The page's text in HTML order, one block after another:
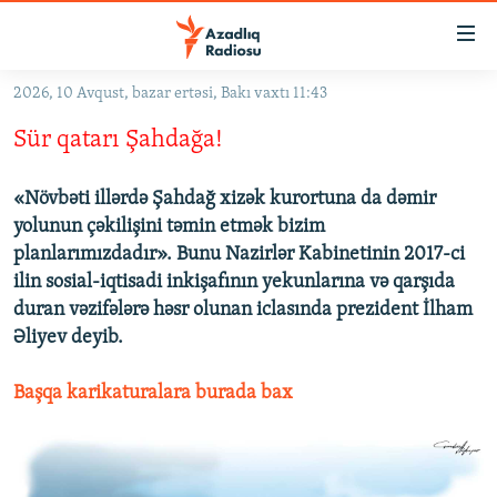
Əsas
qayıt
naviqasiyaya
qayıt
Axtarışa
keç
#İZAHLA
KORRUPSIOMETR
#ƏSLINDƏ
FƏRQƏ BAX
QANUNI DOĞRU
MULTIMEDIA
HAQQIMIZDA
2026, 10 Avqust, bazar ertəsi, Bakı vaxtı 11:43
Sür qatarı Şahdağa!
«Növbəti illərdə Şahdağ xizək kurortuna da dəmir
yolunun çəkilişini təmin etmək bizim
planlarımızdadır». Bunu Nazirlər Kabinetinin 2017-ci
ilin sosial-iqtisadi inkişafının yekunlarına və qarşıda
duran vəzifələrə həsr olunan iclasında prezident İlham
Əliyev deyib.
Başqa karikaturalara burada bax